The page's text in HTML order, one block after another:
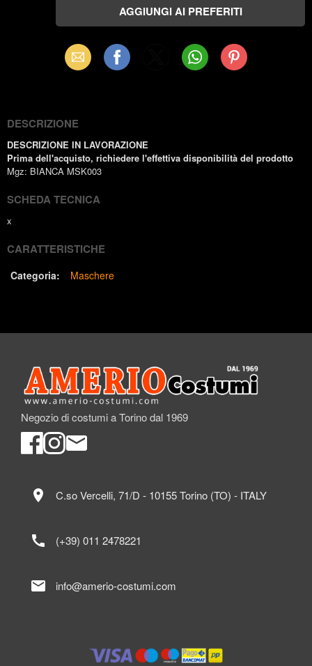
Email Facebook WhatsAppPinterest
DESCRIZIONE
DESCRIZIONE IN LAVORAZIONE
Prima dell'acquisto, richiedere l'effettiva disponibilità del prodotto
Mgz: BIANCA MSK003
SCHEDA TECNICA
x
CARATTERISTICHE
Categoria: Maschere
Negozio di costumi a Torino dal 1969
location_on C.so Vercelli, 71/D - 10155 Torino (TO) - ITALY
call (+39) 011 2478221
mail info@amerio-costumi.com